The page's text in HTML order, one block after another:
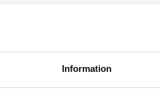
Information
en jämn temperaturmätning.
olika områden.
som möbler eller gardiner,